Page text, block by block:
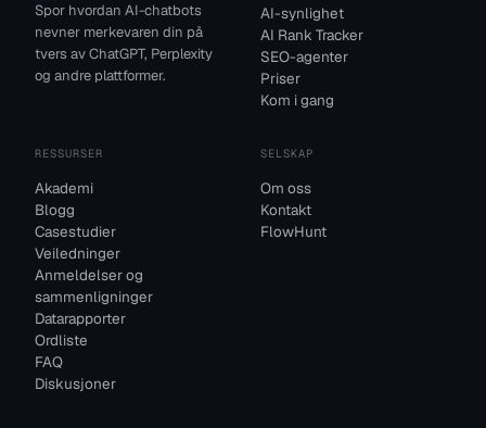
Spor hvordan AI-chatbots
nevner merkevaren din på
tvers av ChatGPT, Perplexity
og andre plattformer.
AI-synlighet
AI Rank Tracker
SEO-agenter
Priser
Kom i gang
RESSURSER
Akademi
Blogg
Casestudier
Veiledninger
Anmeldelser og
sammenligninger
Datarapporter
Ordliste
FAQ
Diskusjoner
SELSKAP
Om oss
Kontakt
FlowHunt